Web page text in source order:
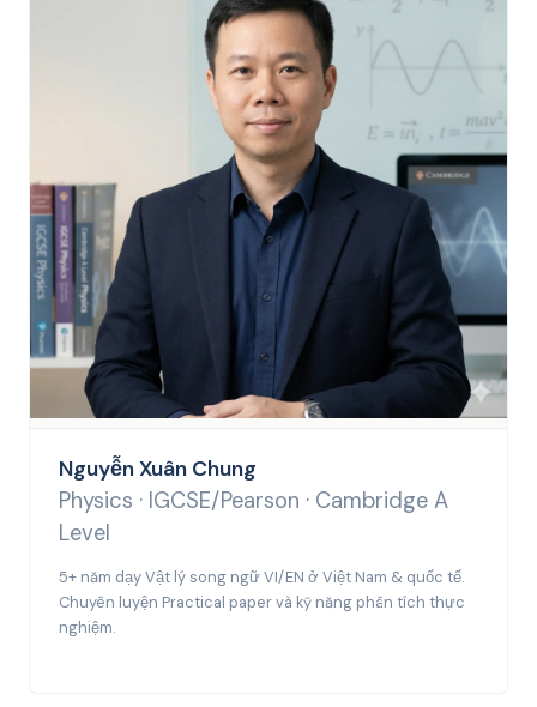
Nguyễn Xuân Chung
Physics · IGCSE/Pearson · Cambridge A
Level
5+ năm dạy Vật lý song ngữ VI/EN ở Việt Nam & quốc tế.
Chuyên luyện Practical paper và kỹ năng phân tích thực
nghiệm.